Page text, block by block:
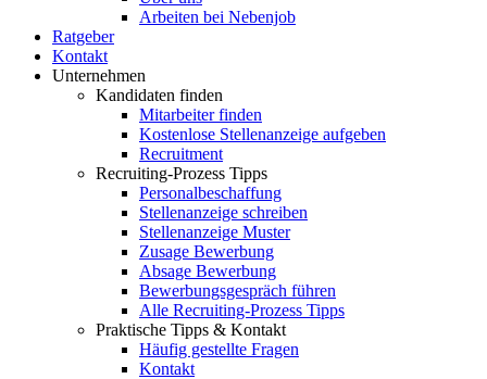
Arbeiten bei Nebenjob
Ratgeber
Kontakt
Unternehmen
Kandidaten finden
Mitarbeiter finden
Kostenlose Stellenanzeige aufgeben
Recruitment
Recruiting-Prozess Tipps
Personalbeschaffung
Stellenanzeige schreiben
Stellenanzeige Muster
Zusage Bewerbung
Absage Bewerbung
Bewerbungsgespräch führen
Alle Recruiting-Prozess Tipps
Praktische Tipps & Kontakt
Häufig gestellte Fragen
Kontakt